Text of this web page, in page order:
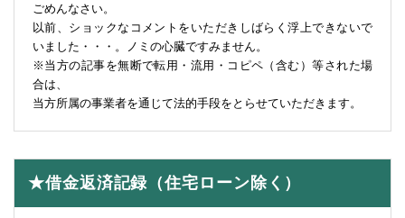
ごめんなさい。
以前、ショックなコメントをいただきしばらく浮上できないで
いました・・・。ノミの心臓ですみません。
※当方の記事を無断で転用・流用・コピペ（含む）等された場
合は、
当方所属の事業者を通じて法的手段をとらせていただきます。
★借金返済記録（住宅ローン除く）